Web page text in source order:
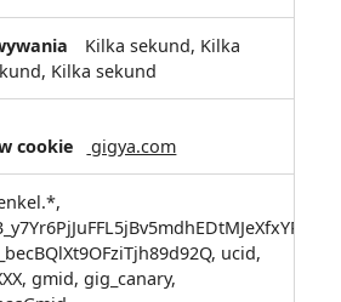
Kilka sekund, Kilka
Kilka sekund
gigya.com
ucid,
gmid, gig_canary,